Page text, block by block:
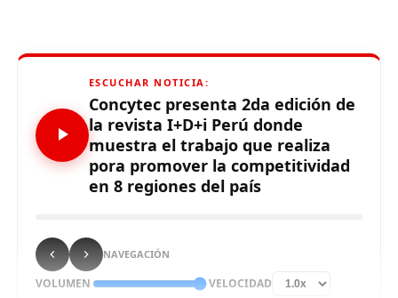
ESCUCHAR NOTICIA:
Concytec presenta 2da edición de
la revista I+D+i Perú donde
muestra el trabajo que realiza
pora promover la competitividad
en 8 regiones del país
NAVEGACIÓN
VOLUMEN VELOCIDAD